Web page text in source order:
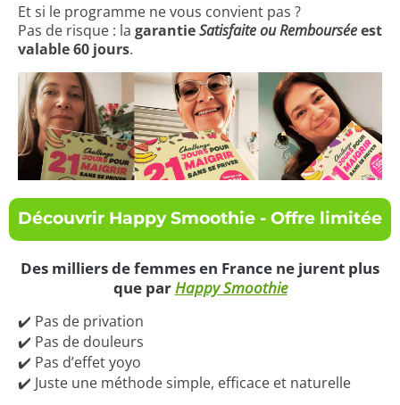
Et si le programme ne vous convient pas ?
Pas de risque : la garantieSatisfaite ou Rembourséeest
valable 60 jours.
Découvrir Happy Smoothie - Offre limitée
Des milliers de femmes en France ne jurent plus
que parHappy Smoothie
✔️ Pas de privation
✔️ Pas de douleurs
✔️ Pas d’effet yoyo
✔️ Juste une méthode simple, efficace et naturelle